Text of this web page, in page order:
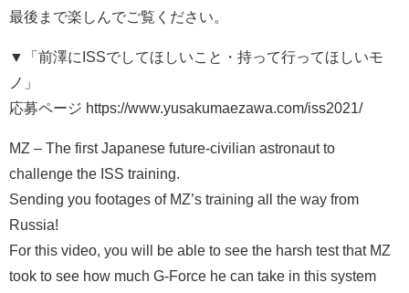
最後まで楽しんでご覧ください。
▼「前澤にISSでしてほしいこと・持って行ってほしいモ
ノ」
応募ページ https://www.yusakumaezawa.com/iss2021/
MZ – The first Japanese future-civilian astronaut to
challenge the ISS training.
Sending you footages of MZ’s training all the way from
Russia!
For this video, you will be able to see the harsh test that MZ
took to see how much G-Force he can take in this system